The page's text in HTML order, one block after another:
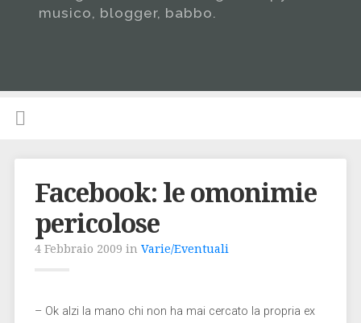
musico, blogger, babbo.
Facebook: le omonimie
pericolose
4 Febbraio 2009 in Varie/Eventuali
– Ok alzi la mano chi non ha mai cercato la propria ex